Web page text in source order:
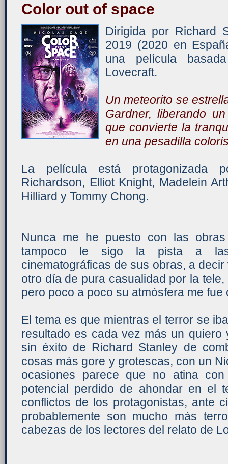
Color out of space
Dirigida por Richard
2019 (2020 en
una película
Lovecraft.
Un meteorito se
Gardner, liberando
que convierte la
en una pesadilla
La película está protagonizada
Richardson, Elliot Knight, Madelein
Hilliard y Tommy Chong.
Nunca me he puesto con las
tampoco le sigo la pista a las
cinematográficas de sus obras, a
otro día de pura casualidad por la
pero poco a poco su atmósfera me fue
El tema es que mientras el terror se
resultado es cada vez más un quiero
sin éxito de Richard Stanley de
cosas más gore y grotescas, con un
ocasiones parece que no atina
potencial perdido de ahondar en el
conflictos de los protagonistas, ante
probablemente son mucho más
cabezas de los lectores del relato de